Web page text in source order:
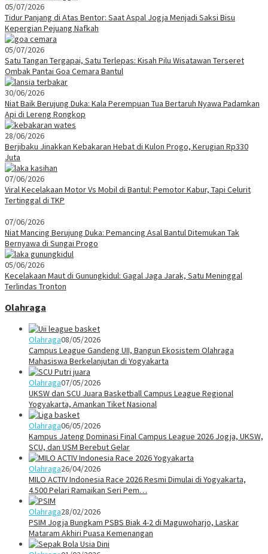
05/07/2026
Tidur Panjang di Atas Bentor: Saat Aspal Jogja Menjadi Saksi Bisu
Kepergian Pejuang Nafkah
05/07/2026
Satu Tangan Tergapai, Satu Terlepas: Kisah Pilu Wisatawan Terseret
Ombak Pantai Goa Cemara Bantul
30/06/2026
Niat Baik Berujung Duka: Kala Perempuan Tua Bertaruh Nyawa Padamkan
Api di Lereng Rongkop
28/06/2026
Berjibaku Jinakkan Kebakaran Hebat di Kulon Progo, Kerugian Rp330
Juta
07/06/2026
Viral Kecelakaan Motor Vs Mobil di Bantul: Pemotor Kabur, Tapi Celurit
Tertinggal di TKP
07/06/2026
Niat Mancing Berujung Duka: Pemancing Asal Bantul Ditemukan Tak
Bernyawa di Sungai Progo
05/06/2026
Kecelakaan Maut di Gunungkidul: Gagal Jaga Jarak, Satu Meninggal
Terlindas Tronton
Olahraga
Olahraga08/05/2026
Campus League Gandeng UII, Bangun Ekosistem Olahraga
Mahasiswa Berkelanjutan di Yogyakarta
Olahraga07/05/2026
UKSW dan SCU Juara Basketball Campus League Regional
Yogyakarta, Amankan Tiket Nasional
Olahraga06/05/2026
Kampus Jateng Dominasi Final Campus League 2026 Jogja, UKSW,
SCU, dan USM Berebut Gelar
Olahraga26/04/2026
MILO ACTIV Indonesia Race 2026 Resmi Dimulai di Yogyakarta,
4.500 Pelari Ramaikan Seri Pem…
Olahraga28/02/2026
PSIM Jogja Bungkam PSBS Biak 4-2 di Maguwoharjo, Laskar
Mataram Akhiri Puasa Kemenangan